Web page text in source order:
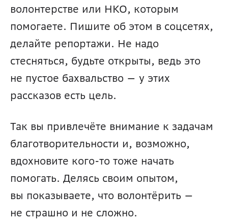
волонтерстве или НКО, которым
помогаете. Пишите об этом в соцсетях,
делайте репортажи. Не надо
стесняться, будьте открыты, ведь это
не пустое бахвальство — у этих
рассказов есть цель.
Так вы привлечёте внимание к задачам
благотворительности и, возможно,
вдохновите кого-то тоже начать
помогать. Делясь своим опытом,
вы показываете, что волонтёрить —
не страшно и не сложно.